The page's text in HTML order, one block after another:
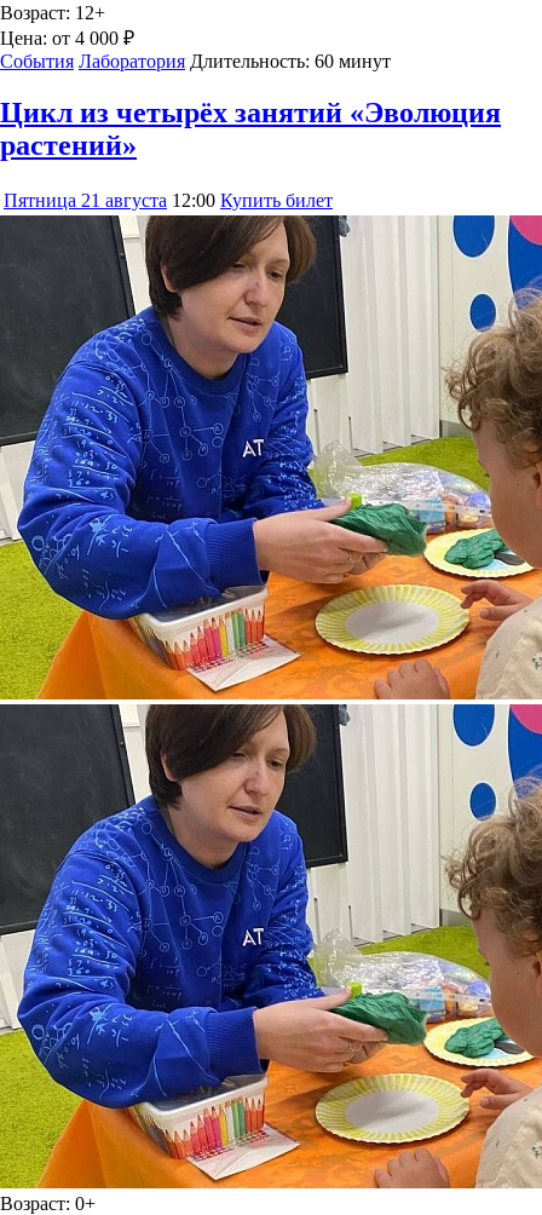
Возраст: 12+
Цена: от 4 000 ₽
События Лаборатория Длительность: 60 минут
Цикл из четырёх занятий «Эволюция
растений»
Пятница 21 августа 12:00 Купить билет
Возраст: 0+